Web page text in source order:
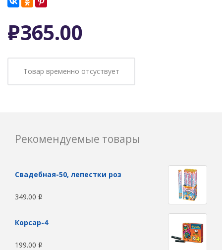
Р365.00
Товар временно отсуствует
Рекомендуемые товары
Свадебная-50, лепестки роз
349.00 Р
Корсар-4
199.00 Р